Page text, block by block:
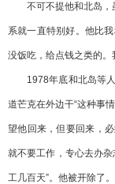
不可不提他和北岛，
系就一直特别好。他比
没饭吃，给点钱之类的
1978年底和北岛等人
道芒克在外边干“这种事
望他回来，但要回来，
就不要工作，专心去办
工几百天”。他被开除了。